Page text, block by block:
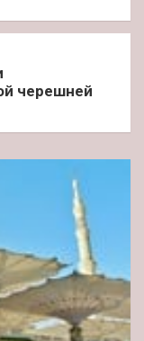
черешней